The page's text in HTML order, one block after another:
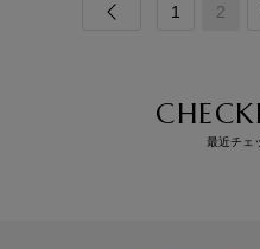
1 2
最近チェ